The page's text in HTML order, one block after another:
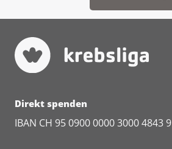
Direkt spenden
IBAN CH 95 0900 0000 3000 4843 9